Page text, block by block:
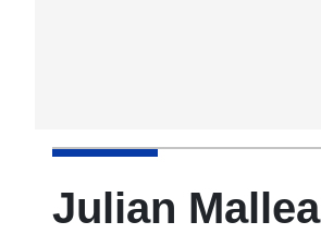
Julian Mallea